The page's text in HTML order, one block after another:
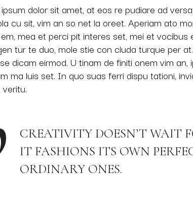
dolor sit amet, at eos re pudiare ad
cu sit, vim an so net la oreet. Aperiam ato
mea et perci pit interes set, mei et vocibus
tur te duo, mole stie con cluda turque per
dicam eirmod. U tinam de finiti onem vim
ma luis set. In quo suas ferri dispu tationi,
CREATIVITY DOESN’T WAIT
IT FASHIONS ITS OWN
ORDINARY ONES.